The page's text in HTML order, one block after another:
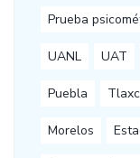
Prueba
UANL UAT
Puebla
Morelos